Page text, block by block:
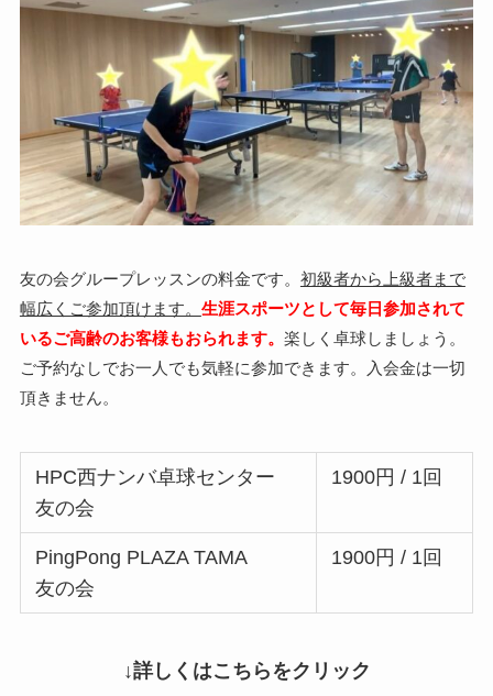
友の会グループレッスンの料金です。 初級者から上級者まで
幅広くご参加頂けます。 生涯スポーツとして毎日参加されて
いるご高齢のお客様もおられます。 楽しく卓球しましょう。
ご予約なしでお一人でも気軽に参加できます。入会金は一切
頂きません。
HPC西ナンバ卓球センター
友の会
1900円 / 1回
PingPong PLAZA TAMA
友の会
1900円 / 1回
↓詳しくはこちらをクリック